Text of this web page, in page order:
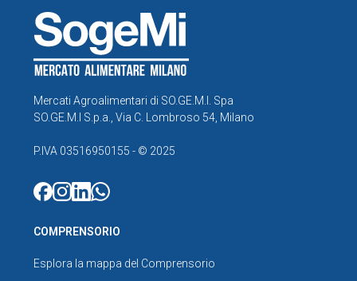
Mercati Agroalimentari di SO.GE.M.I. Spa
SO.GE.M.I S.p.a., Via C. Lombroso 54, Milano
P.IVA 03516950155 - © 2025
COMPRENSORIO
Esplora la mappa del Comprensorio